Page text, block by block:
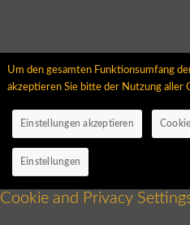
Um den gesamten Funktionsumfang
akzeptieren Sie bitte der Nutzung aller
Einstellungen akzeptieren
Einstellungen
Cookie and Privacy